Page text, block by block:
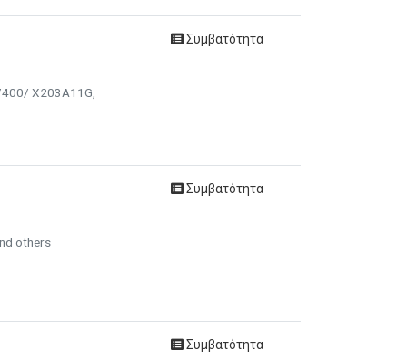
X203A11G,
Συμβατότητα
others
Συμβατότητα
Συμβατότητα